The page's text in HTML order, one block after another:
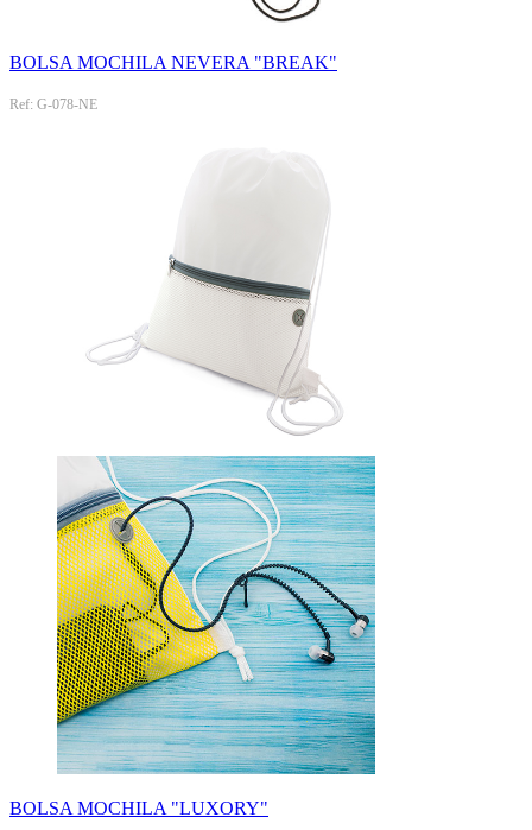
BOLSA MOCHILA NEVERA "BREAK"
Ref: G-078-NE
BOLSA MOCHILA "LUXORY"